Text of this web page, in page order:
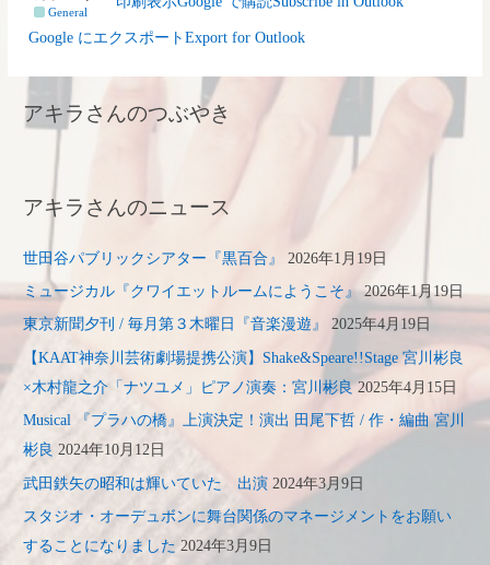
General
Google に エクスポートExport forOutlook
アキラさんのつぶやき
アキラさんのニュース
世田谷パブリックシアター『黒百合』 2026年1月19日
ミュージカル『クワイエットルームにようこそ』 2026年1月19日
東京新聞夕刊 / 毎月第３木曜日『音楽漫遊』 2025年4月19日
【KAAT神奈川芸術劇場提携公演】Shake&Speare!!Stage 宮川彬良
×木村龍之介「ナツユメ」ピアノ演奏：宮川彬良 2025年4月15日
Musical 『プラハの橋』上演決定！演出 田尾下哲 / 作・編曲 宮川
彬良 2024年10月12日
武田鉄矢の昭和は輝いていた 出演 2024年3月9日
スタジオ・オーデュボンに舞台関係のマネージメントをお願い
することになりました 2024年3月9日